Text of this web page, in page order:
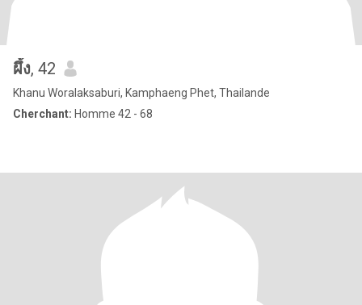
ผึ้ง, 42
Khanu Woralaksaburi, Kamphaeng Phet, Thailande
Cherchant: Homme 42 - 68